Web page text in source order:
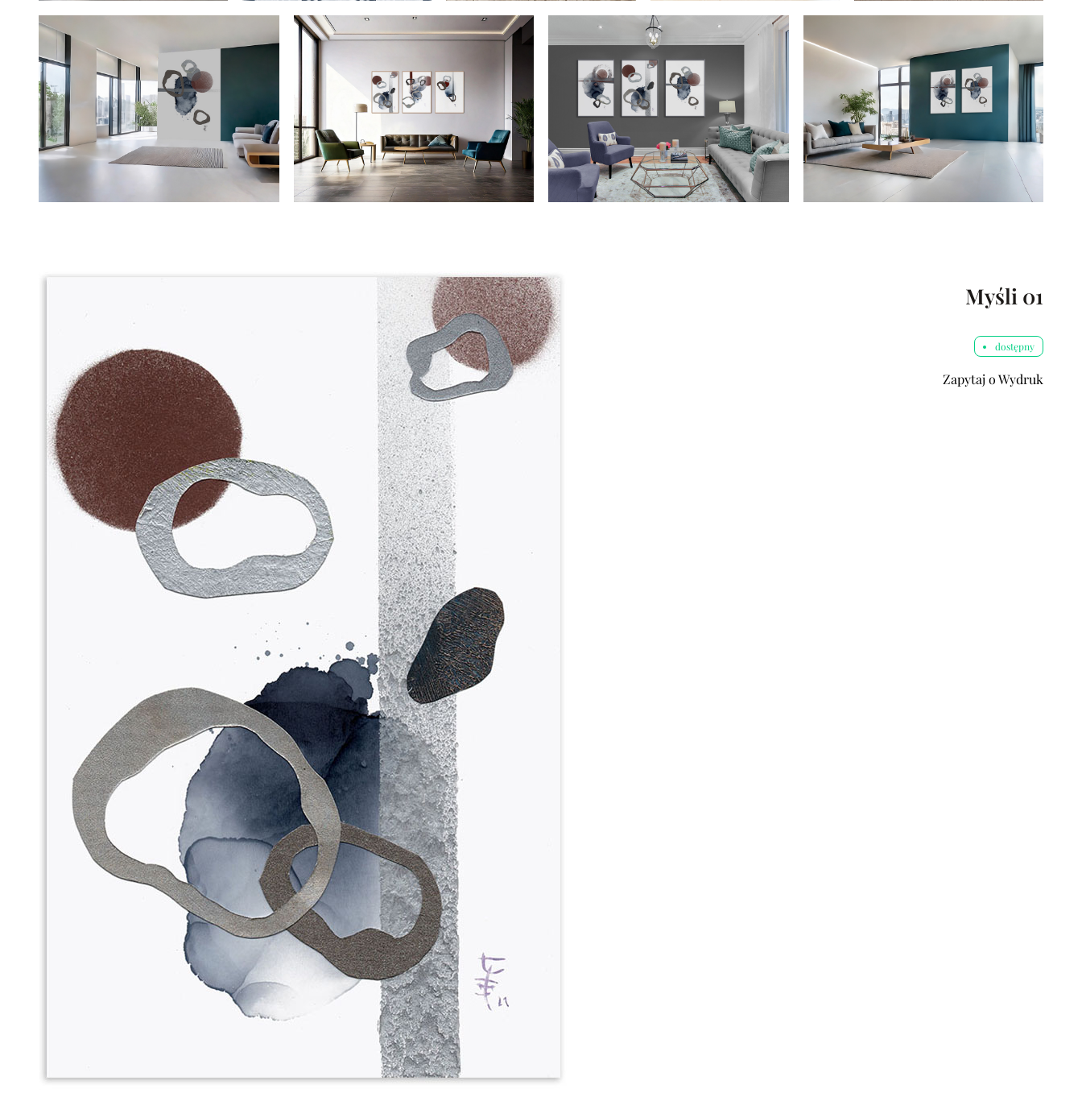
Myśli 01
dostępny
Zapytaj o Wydruk